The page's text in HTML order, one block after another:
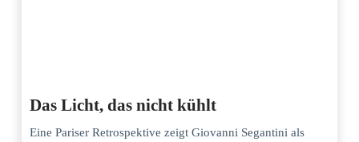
Das Licht, das nicht kühlt
Eine Pariser Retrospektive zeigt Giovanni Segantini als